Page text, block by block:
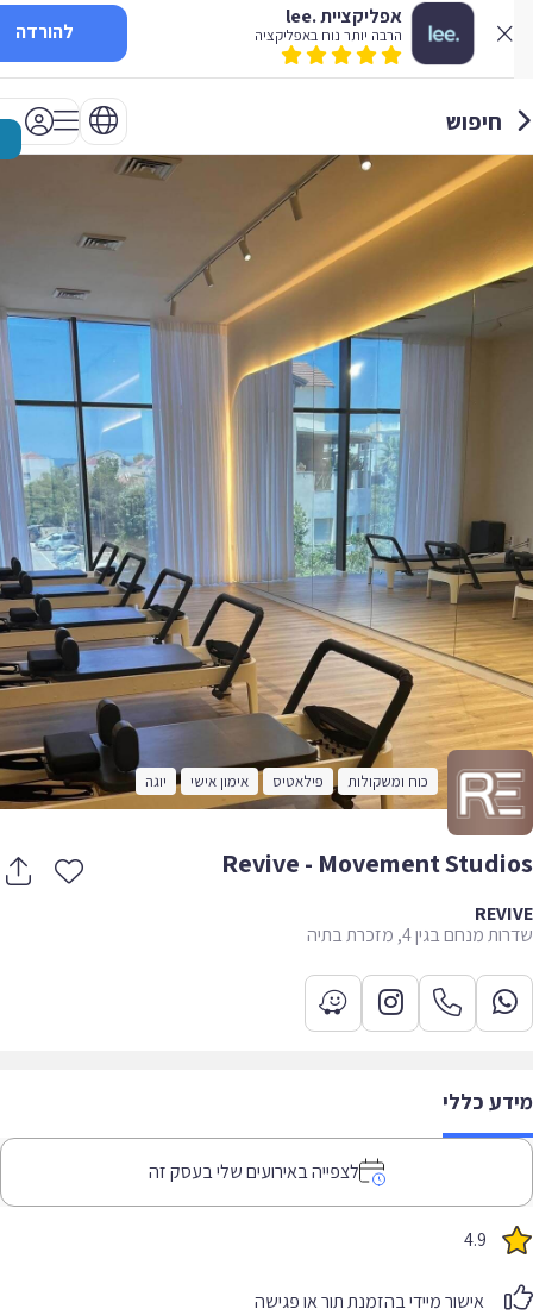
אפליקציית .lee
הרבה יותר נוח באפליקציה להורדה
חיפוש
כוח ומשקולות פילאטיס אימון אישי יוגה
Revive - Movement
מנחם בגין 4, מזכרת בתיה
כללי
לצפייה באירועים שלי בעסק זה
4.9
אישור מיידי בהזמנת תור או פגישה